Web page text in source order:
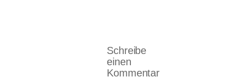
Schreibe
einen
Kommentar